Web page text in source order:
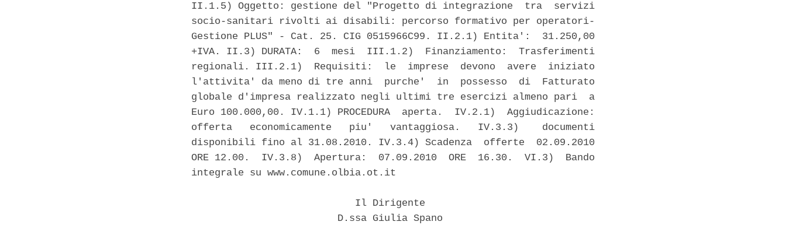
II.1.5) Oggetto: gestione del "Progetto di integrazione  tra  servizi
socio-sanitari rivolti ai disabili: percorso formativo per operatori-
Gestione PLUS" - Cat. 25. CIG 0515966C99. II.2.1) Entita':  31.250,00
+IVA. II.3) DURATA:  6  mesi  III.1.2)  Finanziamento:  Trasferimenti
regionali. III.2.1)  Requisiti:  le  imprese  devono  avere  iniziato
l'attivita' da meno di tre anni  purche'  in  possesso  di  Fatturato
globale d'impresa realizzato negli ultimi tre esercizi almeno pari  a
Euro 100.000,00. IV.1.1) PROCEDURA  aperta.  IV.2.1)  Aggiudicazione:
offerta   economicamente   piu'   vantaggiosa.   IV.3.3)    documenti
disponibili fino al 31.08.2010. IV.3.4) Scadenza  offerte  02.09.2010
ORE 12.00.  IV.3.8)  Apertura:  07.09.2010  ORE  16.30.  VI.3)  Bando
integrale su www.comune.olbia.ot.it
                            Il Dirigente
                         D.ssa Giulia Spano